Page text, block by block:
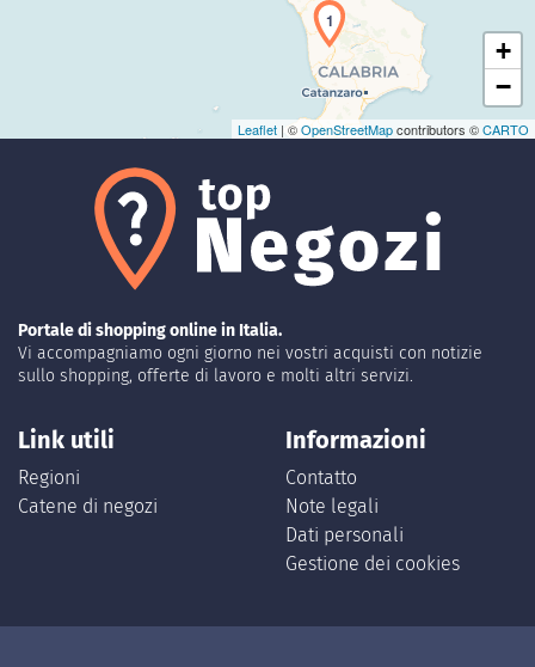
1
+
−
Leaflet | ©OpenStreetMapcontributors ©CARTO
Portale di shopping online in Italia.
Vi accompagniamo ogni giorno nei vostri acquisti con notizie
sullo shopping, offerte di lavoro e molti altri servizi.
Link utili
Regioni
Catene di negozi
Informazioni
Contatto
Note legali
Dati personali
Gestione dei cookies